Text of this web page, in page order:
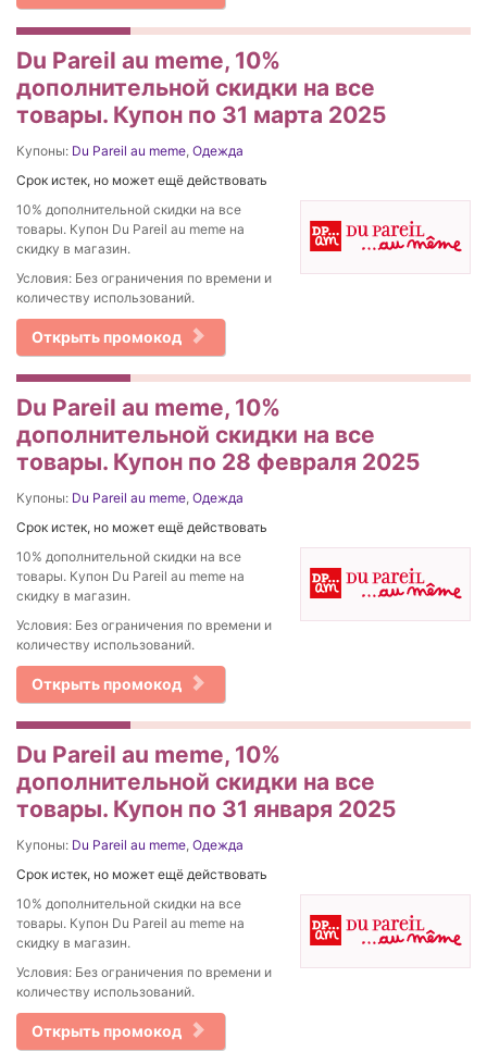
Du Pareil au meme, 10%
дополнительной скидки на все
товары. Купон по 31 марта 2025
Купоны: Du Pareil au meme, Одежда
Срок истек, но может ещё действовать
10% дополнительной скидки на все
товары. Купон Du Pareil au meme на
скидку в магазин.
Условия: Без ограничения по времени и
количеству использований.
Открыть промокод
Du Pareil au meme, 10%
дополнительной скидки на все
товары. Купон по 28 февраля 2025
Купоны: Du Pareil au meme, Одежда
Срок истек, но может ещё действовать
10% дополнительной скидки на все
товары. Купон Du Pareil au meme на
скидку в магазин.
Условия: Без ограничения по времени и
количеству использований.
Открыть промокод
Du Pareil au meme, 10%
дополнительной скидки на все
товары. Купон по 31 января 2025
Купоны: Du Pareil au meme, Одежда
Срок истек, но может ещё действовать
10% дополнительной скидки на все
товары. Купон Du Pareil au meme на
скидку в магазин.
Условия: Без ограничения по времени и
количеству использований.
Открыть промокод